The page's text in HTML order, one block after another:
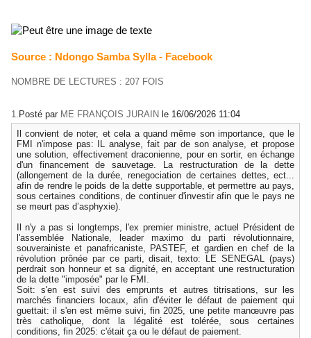
Source : Ndongo Samba Sylla - Facebook
NOMBRE DE LECTURES : 207 FOIS
1. Posté par ME FRANÇOIS JURAIN le 16/06/2026 11:04
Il convient de noter, et cela a quand même son importance, que le
FMI n'impose pas: IL analyse, fait par de son analyse, et propose
une solution, effectivement draconienne, pour en sortir, en échange
d'un financement de sauvetage. La restructuration de la dette
(allongement de la durée, renegociation de certaines dettes, ect...
afin de rendre le poids de la dette supportable, et permettre au pays,
sous certaines conditions, de continuer d'investir afin que le pays ne
se meurt pas d’asphyxie).
Il n'y a pas si longtemps, l'ex premier ministre, actuel Président de
l'assemblée Nationale, leader maximo du parti révolutionnaire,
souverainiste et panafricaniste, PASTEF, et gardien en chef de la
révolution prônée par ce parti, disait, texto: LE SENEGAL (pays)
perdrait son honneur et sa dignité, en acceptant une restructuration
de la dette "imposée" par le FMI.
Soit: s'en est suivi des emprunts et autres titrisations, sur les
marchés financiers locaux, afin d'éviter le défaut de paiement qui
guettait: il s'en est même suivi, fin 2025, une petite manœuvre pas
très catholique, dont la légalité est tolérée, sous certaines
conditions, fin 2025: c'était ça ou le défaut de paiement.